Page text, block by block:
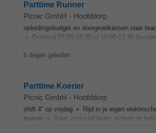
Parttime Runner
Picnic GmbH - Hoofddorp
opleidingsbudget en doorgroeikansen naar
• Ochtend 07:00-10:30 of 10:00-12:30
6 dagen geleden
Parttime Koerier
Picnic GmbH - Hoofddorp
shift 4” op vrijdag • Rijd in je eigen
trainer • Jong, inclusief team; jij bent de